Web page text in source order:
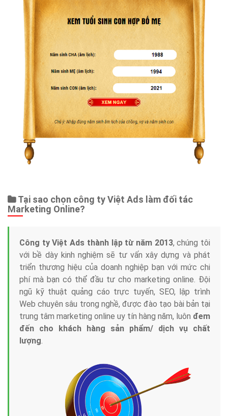
Tại sao chọn công ty Việt Ads làm đối tác
Marketing Online?
Công ty Việt Ads thành lập từ năm 2013, chúng tôi
với bề dày kinh nghiệm sẽ tư vấn xây dựng và phát
triển thương hiệu của doanh nghiệp bạn với mức chi
phí mà bạn có thể đầu tư cho marketing online. Đội
ngũ kỹ thuật quảng cáo trực tuyến, SEO, lập trình
Web chuyên sâu trong nghề, được đào tạo bài bản tại
trung tâm marketing online uy tín hàng năm, luôn đem
đến cho khách hàng sản phẩm/ dịch vụ chất
lượng.